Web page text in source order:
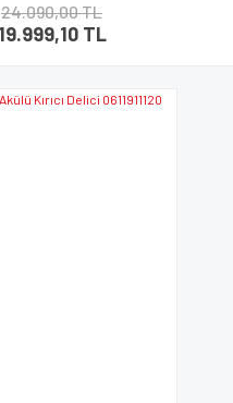
24.090,00 TL
19.999,10 TL